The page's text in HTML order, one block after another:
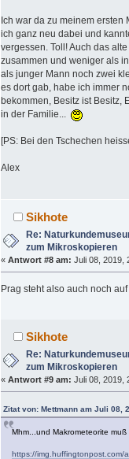
Ich war da zu meinem
ich ganz neu dabei und
vergessen. Toll! Auch das
zusammen und weniger als
als junger Mann noch zwei
es dort gab, habe ich immer
bekommen, Besitz ist Besitz,
in der Familie...
[PS: Bei den Tschechen
Alex
Sikhote
Re:
zum Mikroskopieren
« Antwort #8 am: Juli 08, 2019,
Prag steht also auch noch auf
Sikhote
Re:
zum Mikroskopieren
« Antwort #9 am: Juli 08, 2019,
Zitat von: Mettmann am Juli 08,
Mhm...und Makrometeorite
https://